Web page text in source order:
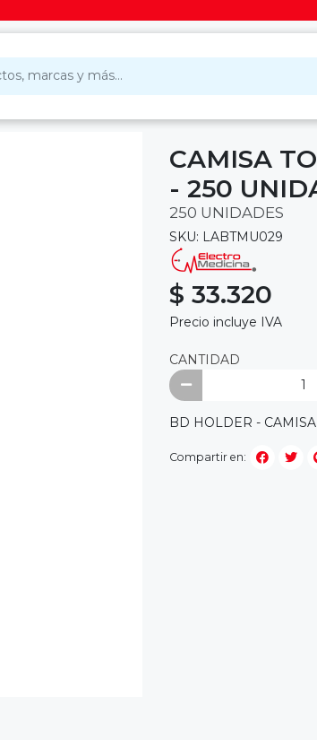
CAMISA
- 250
250 UNIDADES
SKU: LABTMU029
$ 33.320
Precio incluye IVA
CANTIDAD
BD HOLDER -
Compartir en: